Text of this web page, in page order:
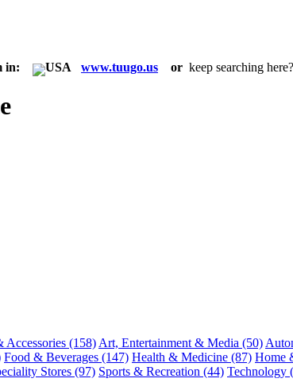
in: www.tuugo.us or keep searching here?
Accessories (158) Art, Entertainment & Media (50)
Food & Beverages (147) Health & Medicine (87) Home
Stores (97) Sports & Recreation (44) Technology